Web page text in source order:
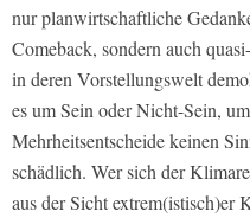
nur planwirtschaftliche
Comeback, sondern auch
in deren Vorstellungswelt
es um Sein oder Nicht-Sein,
Mehrheitsentscheide keinen
schädlich. Wer sich der
aus der Sicht